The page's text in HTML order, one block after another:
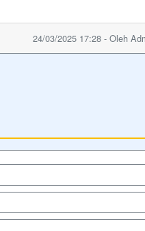
24/03/2025 17:28 - Oleh